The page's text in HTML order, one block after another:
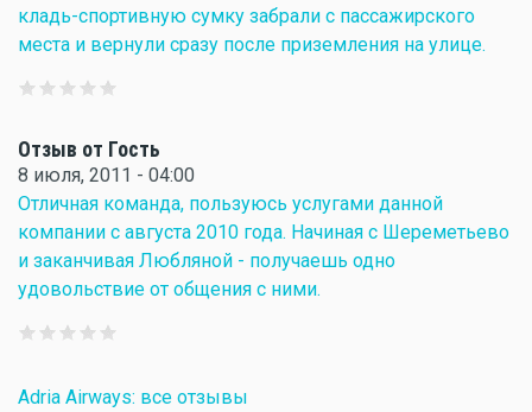
кладь-спортивную сумку забрали с пассажирского
места и вернули сразу после приземления на улице.
Отзыв от Гость
8 июля, 2011 - 04:00
Отличная команда, пользуюсь услугами данной
компании с августа 2010 года. Начиная с Шереметьево
и заканчивая Любляной - получаешь одно
удовольствие от общения с ними.
Adria Airways: все отзывы